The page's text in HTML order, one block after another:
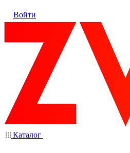
Войти
Каталог